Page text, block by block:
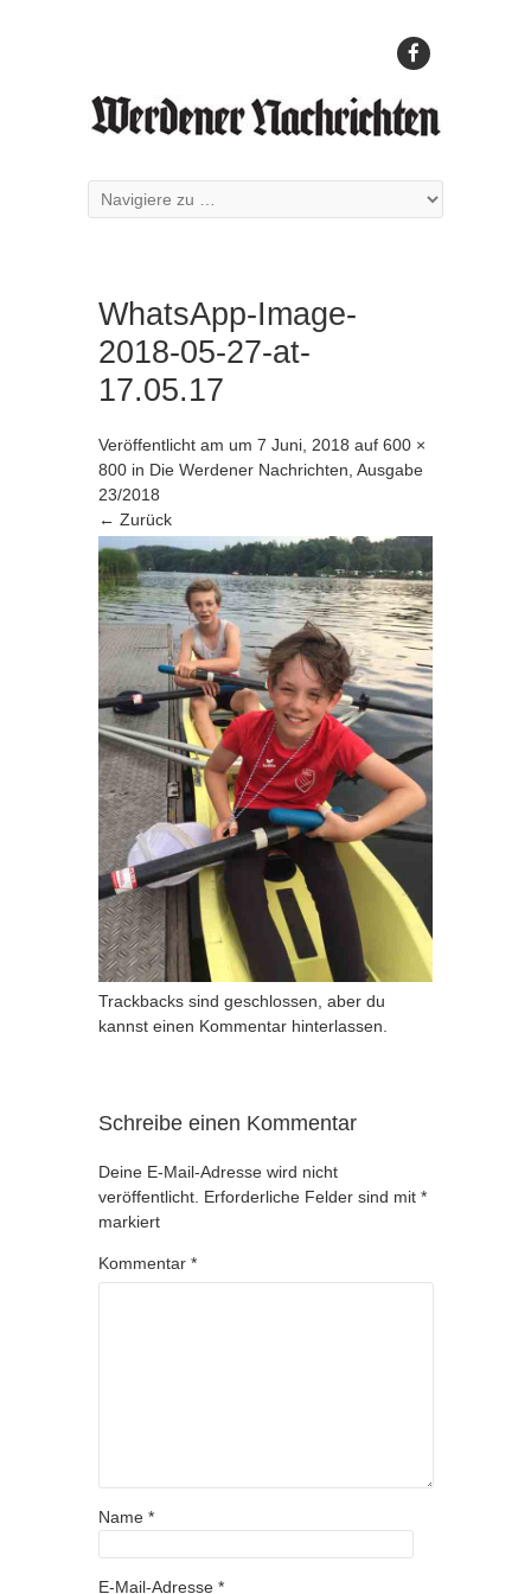
WhatsApp-Image-
2018-05-27-at-
17.05.17
Veröffentlicht am um 7 Juni, 2018 auf 600 ×
800 in Die Werdener Nachrichten, Ausgabe
23/2018
← Zurück
Trackbacks sind geschlossen, aber du
kannst einen Kommentar hinterlassen
Schreibe einen Kommentar
Deine E-Mail-Adresse wird nicht
veröffentlicht. Erforderliche Felder sind mit *
markiert
Kommentar *
Name *
E-Mail-Adresse *